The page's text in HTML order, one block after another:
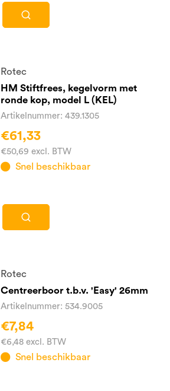
Rotec
HM Stiftfrees, kegelvorm met
ronde kop, model L (KEL)
Artikelnummer: 439.1305
€61,33
€50,69 excl. BTW
Snel beschikbaar
Rotec
Centreerboor t.b.v. 'Easy' 26mm
Artikelnummer: 534.9005
€7,84
€6,48 excl. BTW
Snel beschikbaar